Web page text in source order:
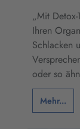
„Mit
Ihren
Schlacken
oder so
Mehr...